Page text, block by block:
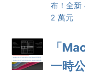
布！全新
2 萬元
「
一時